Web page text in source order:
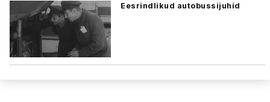
Eesrindlikud autobussijuhid